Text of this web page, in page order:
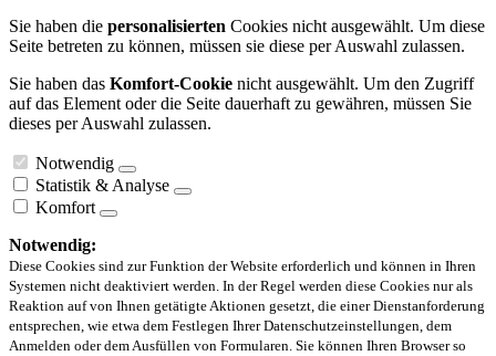
Sie haben die personalisierten Cookies nicht ausgewählt. Um diese
Seite betreten zu können, müssen sie diese per Auswahl zulassen.
Sie haben das Komfort-Cookie nicht ausgewählt. Um den Zugriff
auf das Element oder die Seite dauerhaft zu gewähren, müssen Sie
dieses per Auswahl zulassen.
Notwendig
Statistik & Analyse
Komfort
Notwendig:
Diese Cookies sind zur Funktion der Website erforderlich und können in Ihren
Systemen nicht deaktiviert werden. In der Regel werden diese Cookies nur als
Reaktion auf von Ihnen getätigte Aktionen gesetzt, die einer Dienstanforderung
entsprechen, wie etwa dem Festlegen Ihrer Datenschutzeinstellungen, dem
Anmelden oder dem Ausfüllen von Formularen. Sie können Ihren Browser so